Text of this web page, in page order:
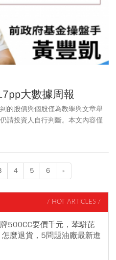
大數據周報
的股價與個股僅為教學與文章舉
請投資人自行判斷。本文內容僅
任何翻印、轉載，或以任何型態
4 5 6 »
/ HOT ARTICLES /
500CC要價千元，苯駢芘
麼退貨，5問題油廠最新進